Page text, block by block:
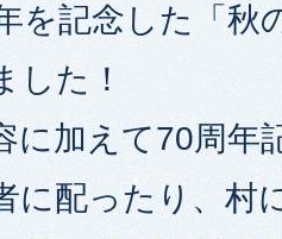
を記念した「秋
した！
に加えて70周年
に配ったり、村